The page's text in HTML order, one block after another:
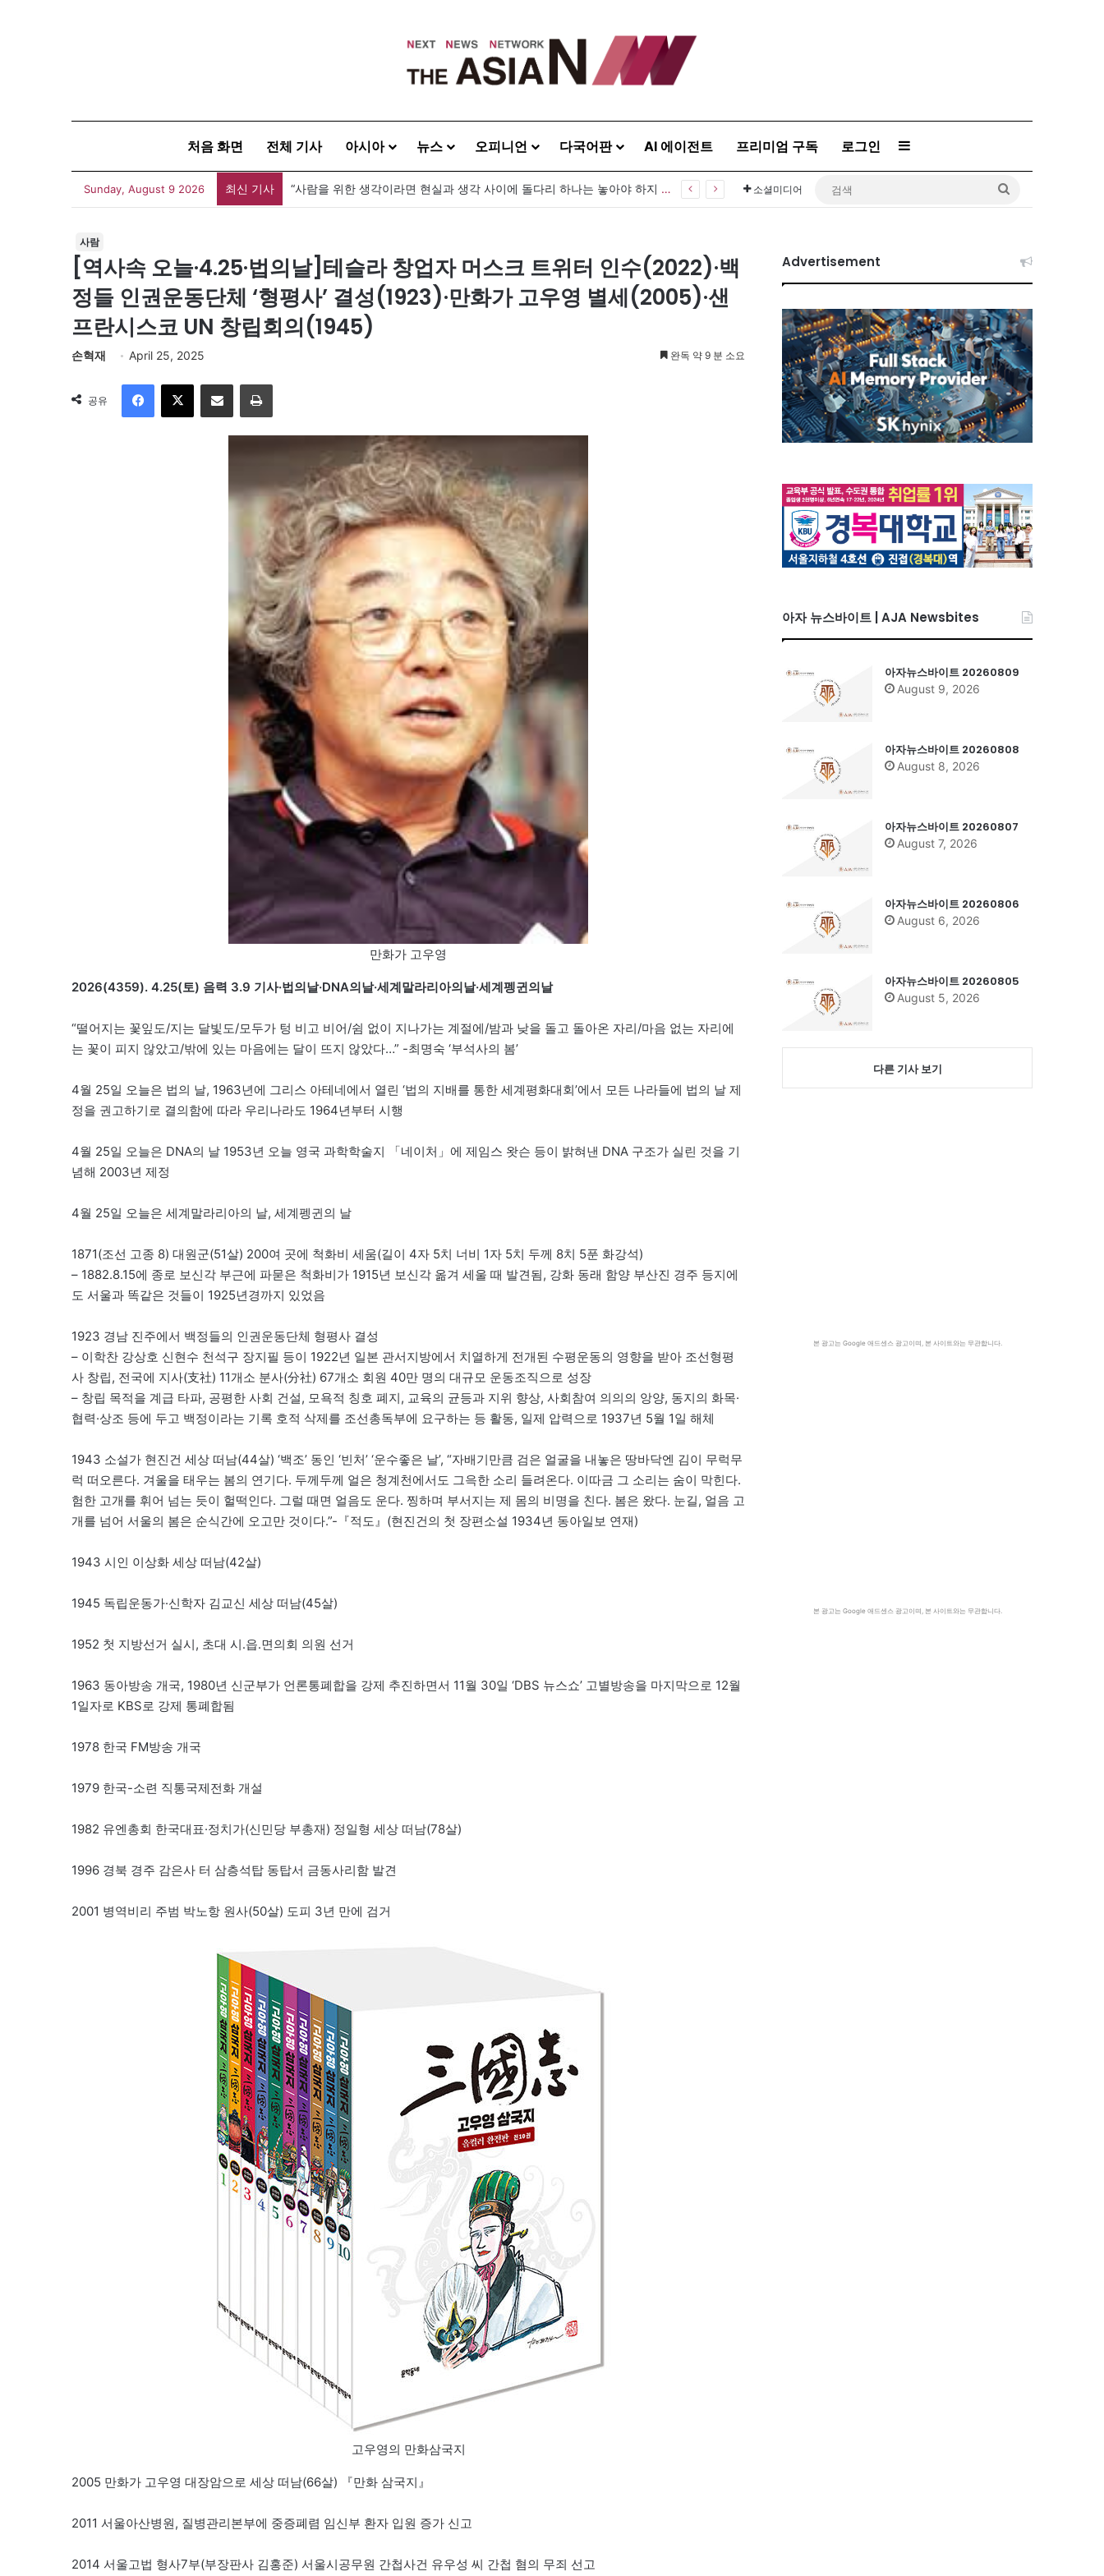
처음 화면 전체 기사 아시아 뉴스 오피니언 다국어판 AI 에이전트 프리미엄 구독 로그인 Sidebar
Sunday, August 9 2026 최신 기사 “사람을 위한 생각이라면 현실과 생각 사이에 돌다리 하나는 놓아야 하지 않을까” 소셜미디어
사람
[역사속 오늘·4.25·법의날]테슬라 창업자 머스크 트위터 인수(2022)·백
정들 인권운동단체 ‘형평사’ 결성(1923)·만화가 고우영 별세(2005)·샌
프란시스코 UN 창립회의(1945)
손혁재 April 25, 2025 완독 약 9 분 소요
공유
Facebook
X 이메일 인쇄
만화가 고우영
2026(4359). 4.25(토) 음력 3.9 기사·법의날·DNA의날·세계말라리아의날·세계펭귄의날
“떨어지는 꽃잎도/지는 달빛도/모두가 텅 비고 비어/쉼 없이 지나가는 계절에/밤과 낮을 돌고 돌아온 자리/마음 없는 자리에
는 꽃이 피지 않았고/밖에 있는 마음에는 달이 뜨지 않았다…” -최명숙 ‘부석사의 봄’
4월 25일 오늘은 법의 날, 1963년에 그리스 아테네에서 열린 ‘법의 지배를 통한 세계평화대회’에서 모든 나라들에 법의 날 제
정을 권고하기로 결의함에 따라 우리나라도 1964년부터 시행
4월 25일 오늘은 DNA의 날 1953년 오늘 영국 과학학술지 「네이처」에 제임스 왓슨 등이 밝혀낸 DNA 구조가 실린 것을 기
념해 2003년 제정
4월 25일 오늘은 세계말라리아의 날, 세계펭귄의 날
1871(조선 고종 8) 대원군(51살) 200여 곳에 척화비 세움(길이 4자 5치 너비 1자 5치 두께 8치 5푼 화강석)
– 1882.8.15에 종로 보신각 부근에 파묻은 척화비가 1915년 보신각 옮겨 세울 때 발견됨, 강화 동래 함양 부산진 경주 등지에
도 서울과 똑같은 것들이 1925년경까지 있었음
1923 경남 진주에서 백정들의 인권운동단체 형평사 결성
– 이학찬 강상호 신현수 천석구 장지필 등이 1922년 일본 관서지방에서 치열하게 전개된 수평운동의 영향을 받아 조선형평
사 창립, 전국에 지사(支社) 11개소 분사(分社) 67개소 회원 40만 명의 대규모 운동조직으로 성장
– 창립 목적을 계급 타파, 공평한 사회 건설, 모욕적 칭호 폐지, 교육의 균등과 지위 향상, 사회참여 의의의 앙양, 동지의 화목·
협력·상조 등에 두고 백정이라는 기록 호적 삭제를 조선총독부에 요구하는 등 활동, 일제 압력으로 1937년 5월 1일 해체
1943 소설가 현진건 세상 떠남(44살) ‘백조’ 동인 ‘빈처’ ‘운수좋은 날’, “자배기만큼 검은 얼굴을 내놓은 땅바닥엔 김이 무럭무
럭 떠오른다. 겨울을 태우는 봄의 연기다. 두께두께 얼은 청계천에서도 그윽한 소리 들려온다. 이따금 그 소리는 숨이 막힌다.
험한 고개를 휘어 넘는 듯이 헐떡인다. 그럴 때면 얼음도 운다. 찡하며 부서지는 제 몸의 비명을 친다. 봄은 왔다. 눈길, 얼음 고
개를 넘어 서울의 봄은 순식간에 오고만 것이다.”-『적도』(현진건의 첫 장편소설 1934년 동아일보 연재)
1943 시인 이상화 세상 떠남(42살)
1945 독립운동가·신학자 김교신 세상 떠남(45살)
1952 첫 지방선거 실시, 초대 시․읍․면의회 의원 선거
1963 동아방송 개국, 1980년 신군부가 언론통폐합을 강제 추진하면서 11월 30일 ‘DBS 뉴스쇼’ 고별방송을 마지막으로 12월
1일자로 KBS로 강제 통폐합됨
1978 한국 FM방송 개국
1979 한국-소련 직통국제전화 개설
1982 유엔총회 한국대표·정치가(신민당 부총재) 정일형 세상 떠남(78살)
1996 경북 경주 감은사 터 삼층석탑 동탑서 금동사리함 발견
2001 병역비리 주범 박노항 원사(50살) 도피 3년 만에 검거
고우영의 만화삼국지
2005 만화가 고우영 대장암으로 세상 떠남(66살) 『만화 삼국지』
2011 서울아산병원, 질병관리본부에 중증폐렴 임신부 환자 입원 증가 신고
2014 서울고법 형사7부(부장판사 김홍준) 서울시공무원 간첩사건 유우성 씨 간첩 혐의 무죄 선고
Advertisement
아자 뉴스바이트 | AJA Newsbites
아자뉴스바이트 20260809
August 9, 2026
아자뉴스바이트 20260808
August 8, 2026
아자뉴스바이트 20260807
August 7, 2026
아자뉴스바이트 20260806
August 6, 2026
아자뉴스바이트 20260805
August 5, 2026
다른 기사 보기
본 광고는 Google 애드센스 광고이며, 본 사이트와는 무관합니다.
본 광고는 Google 애드센스 광고이며, 본 사이트와는 무관합니다.